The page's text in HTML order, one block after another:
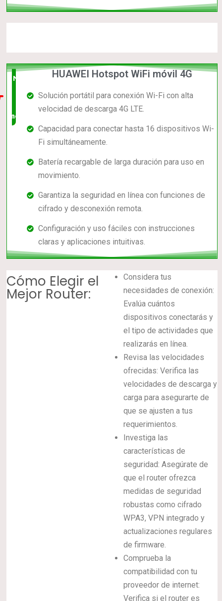
Nuevo
en el
mercado
HUAWEI Hotspot WiFi móvil 4G
Solución portátil para conexión Wi-Fi con alta
velocidad de descarga 4G LTE.
Capacidad para conectar hasta 16 dispositivos Wi-
Fi simultáneamente.
Batería recargable de larga duración para uso en
movimiento.
Garantiza la seguridad en línea con funciones de
cifrado y desconexión remota.
Configuración y uso fáciles con instrucciones
claras y aplicaciones intuitivas.
Cómo Elegir el
Mejor Router:
Considera tus
necesidades de conexión:
Evalúa cuántos
dispositivos conectarás y
el tipo de actividades que
realizarás en línea.
Revisa las velocidades
ofrecidas: Verifica las
velocidades de descarga y
carga para asegurarte de
que se ajusten a tus
requerimientos.
Investiga las
características de
seguridad: Asegúrate de
que el router ofrezca
medidas de seguridad
robustas como cifrado
WPA3, VPN integrado y
actualizaciones regulares
de firmware.
Comprueba la
compatibilidad con tu
proveedor de internet:
Verifica si el router es